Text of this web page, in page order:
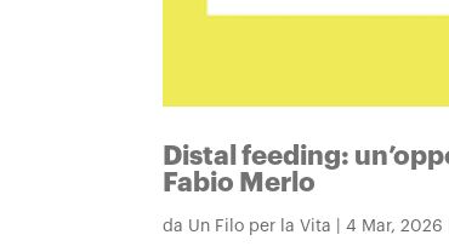
Distal feeding:
Fabio Merlo
da Un Filo per la Vita |4 Mar, 2026